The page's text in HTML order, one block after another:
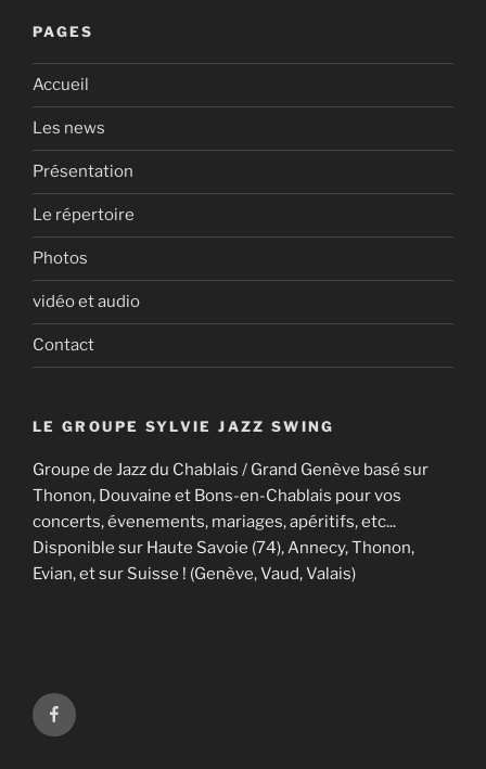
PAGES
Accueil
Les news
Présentation
Le répertoire
Photos
vidéo et audio
Contact
LE GROUPE SYLVIE JAZZ SWING
Groupe de Jazz du Chablais / Grand Genève basé sur
Thonon, Douvaine et Bons-en-Chablais pour vos
concerts, évenements, mariages, apéritifs, etc...
Disponible sur Haute Savoie (74), Annecy, Thonon,
Evian, et sur Suisse ! (Genève, Vaud, Valais)
Facebook